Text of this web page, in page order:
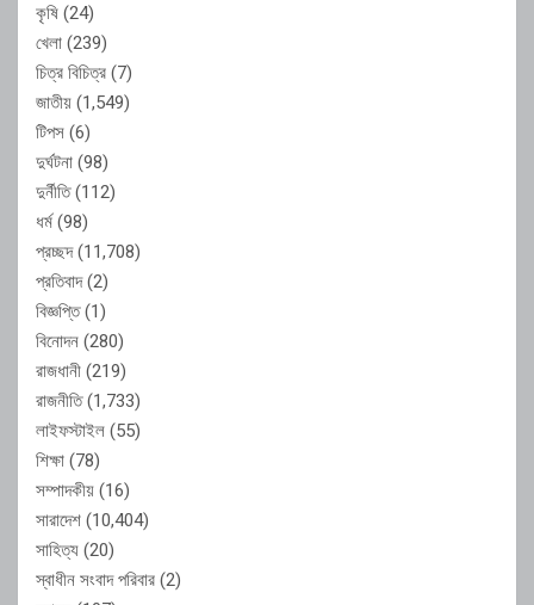
কৃষি (24)
খেলা (239)
চিত্র বিচিত্র (7)
জাতীয় (1,549)
টিপস (6)
দুর্ঘটনা (98)
দুর্নীতি(112)
ধর্ম(98)
প্রচ্ছদ(11,708)
প্রতিবাদ(2)
বিজ্ঞপ্তি(1)
বিনোদন (280)
রাজধানী (219)
রাজনীতি(1,733)
লাইফস্টাইল (55)
শিক্ষা (78)
সম্পাদকীয় (16)
সারাদেশ (10,404)
সাহিত্য (20)
স্বাধীন সংবাদ পরিবার (2)